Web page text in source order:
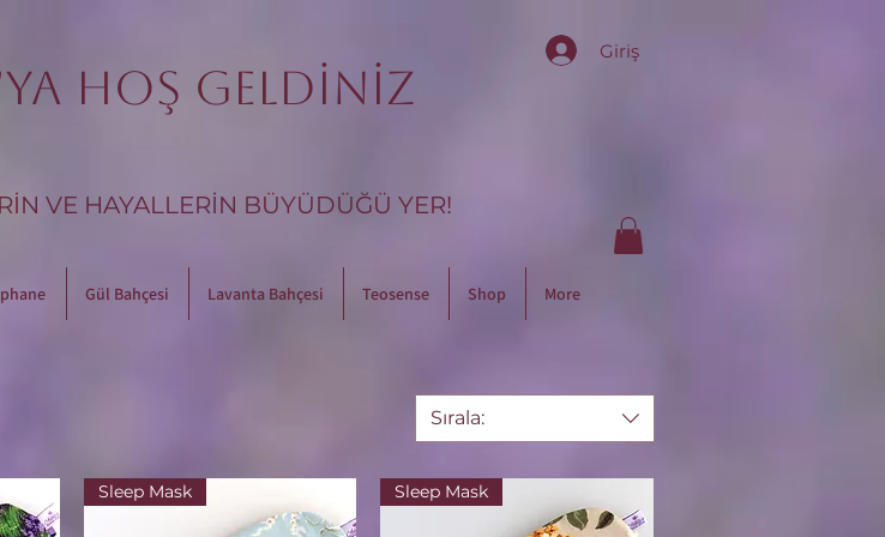
Hoş Geldiniz
VE HAYALLERİN BÜYÜDÜĞÜ YER!
Giriş
Gül Bahçesi Lavanta Bahçesi Teosense Shop More
Sırala:
Sleep Mask Sleep Mask